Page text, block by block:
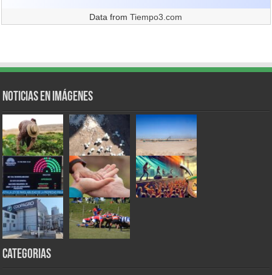
Data fromTiempo3.com
Noticias en Imágenes
Categorias